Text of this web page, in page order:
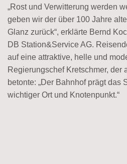
„Rost und Verwitterung werden
geben wir der über 100 Jahre
Glanz zurück“, erklärte Bernd
DB Station&Service AG.
auf eine attraktive, helle und
Regierungschef Kretschmer, der
betonte: „Der Bahnhof prägt das
wichtiger Ort und Knotenpunkt.“